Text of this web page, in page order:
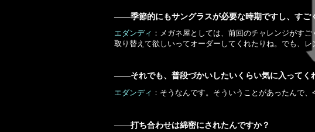
――季節的にもサングラスが必要な時期ですし、すご
エダンディ ：メガネ屋としては、前回のチャレンジがす
取り替えて欲しいってオーダーしてくれたりね。でも、
――それでも、普段づかいしたいくらい気に入ってく
エダンディ ：そうなんです。そういうことがあったんで
――打ち合わせは綿密にされたんですか？